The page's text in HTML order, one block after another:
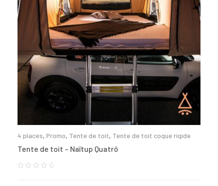
4 places, Promo, Tente de toit, Tente de toit coque rigide
Tente de toit – Naïtup Quatrö